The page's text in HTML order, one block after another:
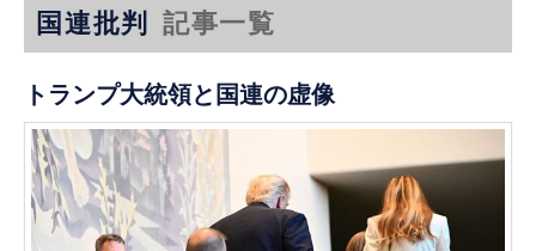
国連批判 記事一覧
トランプ大統領と国連の虚像